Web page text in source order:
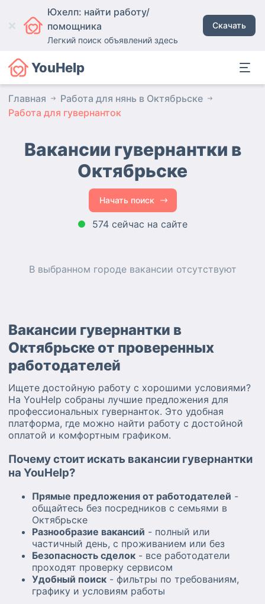
Юхелп: найти работу/
помощника
Легкий поиск объявлений здесь
Скачать
YouHelp
Главная
Работа для нянь в Октябрьске
Работа для гувернанток
Вакансии гувернантки в
Октябрьске
Начать поиск
574 сейчас на сайте
В выбранном городе вакансии отсутствуют
Вакансии гувернантки в
Октябрьске от проверенных
работодателей
Ищете достойную работу с хорошими условиями?
На YouHelp собраны лучшие предложения для
профессиональных гувернанток. Это удобная
платформа, где можно найти работу с достойной
оплатой и комфортным графиком.
Почему стоит искать вакансии гувернантки
на YouHelp?
Прямые предложения от работодателей -
общайтесь без посредников с семьями в
Октябрьске
Разнообразие вакансий - полный или
частичный день, с проживанием или без
Безопасность сделок - все работодатели
проходят проверку сервисом
Удобный поиск - фильтры по требованиям,
графику и условиям работы